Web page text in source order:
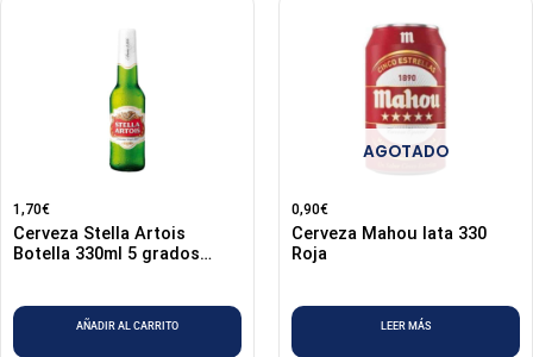
1,70€
Cerveza Stella Artois
Botella 330ml 5 grados
AÑADIR AL CARRITO
AGOTADO
0,90€
Cerveza Mahou lata 330
Roja
LEER MÁS